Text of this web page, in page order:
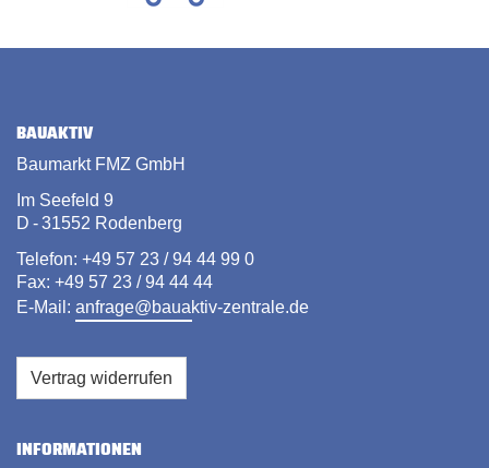
BAUAKTIV
Baumarkt FMZ GmbH
Im Seefeld 9
D - 31552 Rodenberg
Telefon: +49 57 23 / 94 44 99 0
Fax: +49 57 23 / 94 44 44
E-Mail: anfrage@bauaktiv-zentrale.de
Vertrag widerrufen
INFORMATIONEN